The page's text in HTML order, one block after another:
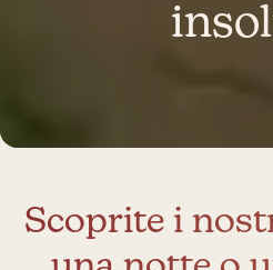
Scoprite i